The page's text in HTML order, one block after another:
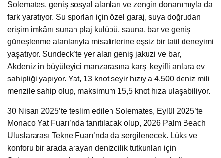
Solemates, geniş sosyal alanları ve zengin donanımıyla da
fark yaratıyor. Su sporları için özel garaj, suya doğrudan
erişim imkânı sunan plaj kulübü, sauna, bar ve geniş
güneşlenme alanlarıyla misafirlerine eşsiz bir tatil deneyimi
yaşatıyor. Sundeck’te yer alan geniş jakuzi ve bar,
Akdeniz’in büyüleyici manzarasına karşı keyifli anlara ev
sahipliği yapıyor. Yat, 13 knot seyir hızıyla 4.500 deniz mili
menzile sahip olup, maksimum 15,5 knot hıza ulaşabiliyor.
30 Nisan 2025’te teslim edilen Solemates, Eylül 2025’te
Monaco Yat Fuarı’nda tanıtılacak olup, 2026 Palm Beach
Uluslararası Tekne Fuarı’nda da sergilenecek. Lüks ve
konforu bir arada arayan denizcilik tutkunları için